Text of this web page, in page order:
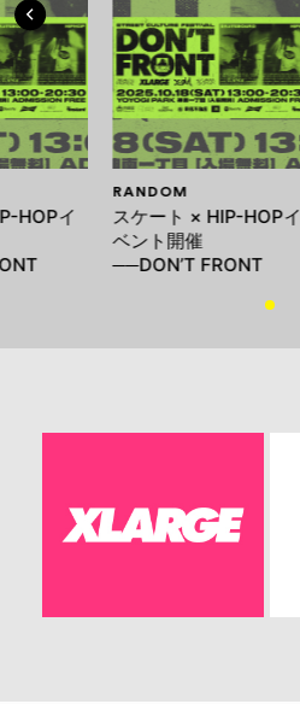
HOPイ
RANDOM
スケート × HIP-HOPイ
ベント開催
──DON’T FRONT